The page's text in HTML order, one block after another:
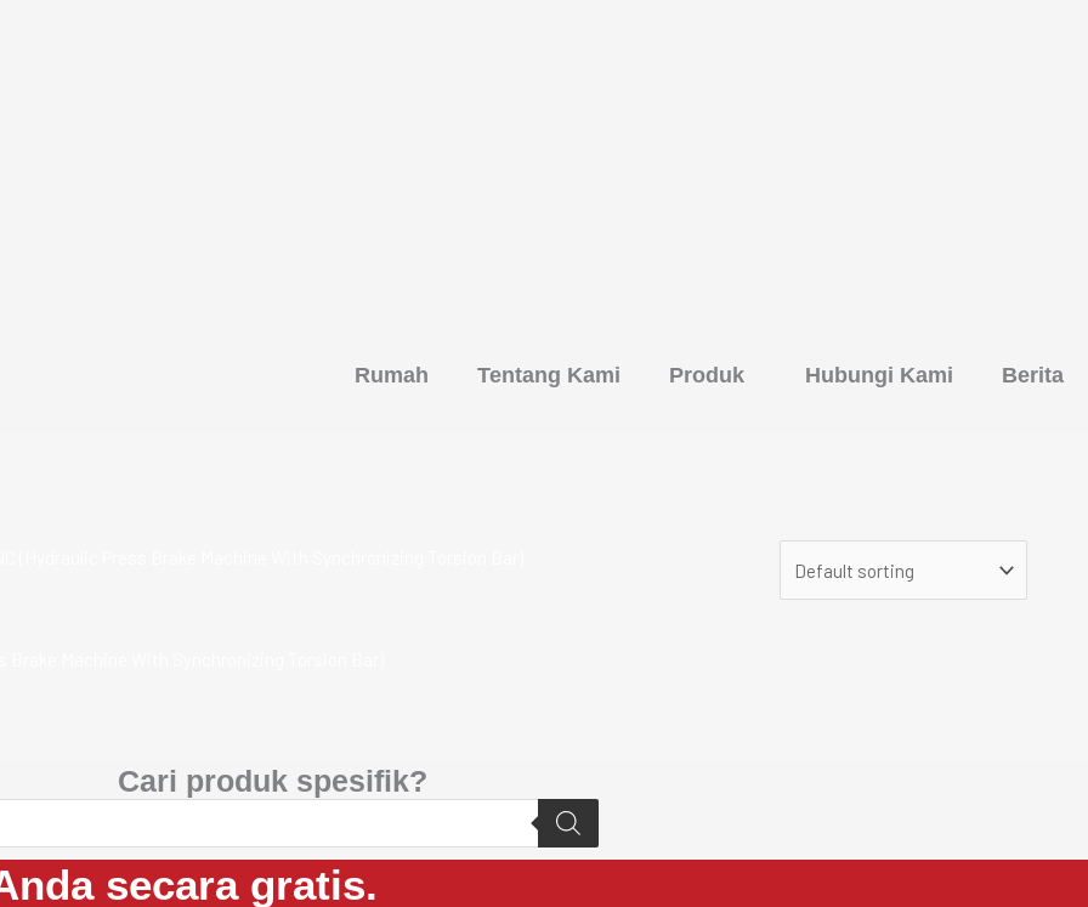
Rumah Tentang Kami Produk Hubungi Kami Berita
Cari produk spesifik?
secara gratis.